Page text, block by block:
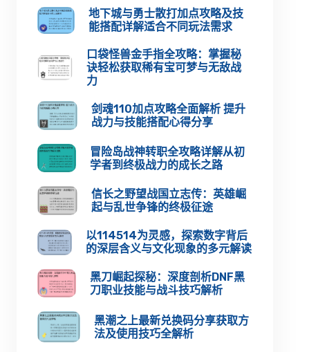
地下城与勇士散打加点攻略及技
能搭配详解适合不同玩法需求
口袋怪兽金手指全攻略：掌握秘
诀轻松获取稀有宝可梦与无敌战
力
剑魂110加点攻略全面解析 提升
战力与技能搭配心得分享
冒险岛战神转职全攻略详解从初
学者到终极战力的成长之路
信长之野望战国立志传：英雄崛
起与乱世争锋的终极征途
以114514为灵感，探索数字背后
的深层含义与文化现象的多元解读
黑刀崛起探秘：深度剖析DNF黑
刀职业技能与战斗技巧解析
黑潮之上最新兑换码分享获取方
法及使用技巧全解析